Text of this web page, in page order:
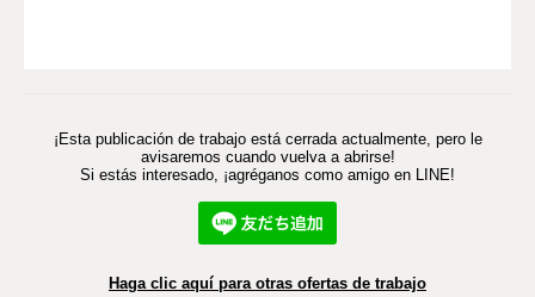
¡Esta publicación de trabajo está cerrada actualmente, pero le
avisaremos cuando vuelva a abrirse!
Si estás interesado, ¡agréganos como amigo en LINE!
Haga clic aquí para otras ofertas de trabajo